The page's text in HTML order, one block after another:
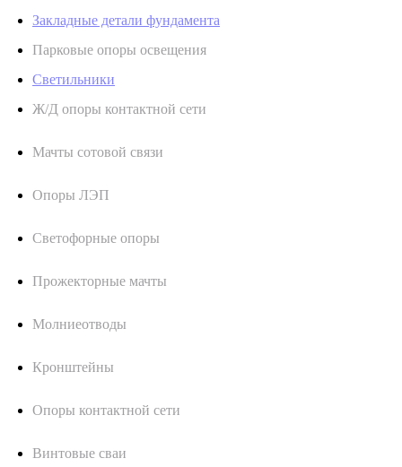
Закладные детали фундамента
Парковые опоры освещения
Светильники
Ж/Д опоры контактной сети
Мачты сотовой связи
Опоры ЛЭП
Светофорные опоры
Прожекторные мачты
Молниеотводы
Кронштейны
Опоры контактной сети
Винтовые сваи